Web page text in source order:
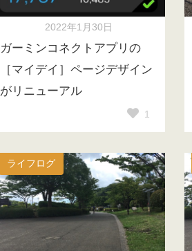
2022年1月30日
ガーミンコネクトアプリの
［マイデイ］ページデザイン
がリニューアル
1
ライフログ